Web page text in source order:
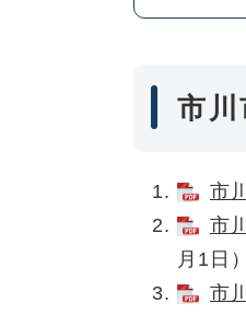
市
市
市
月1日）
市